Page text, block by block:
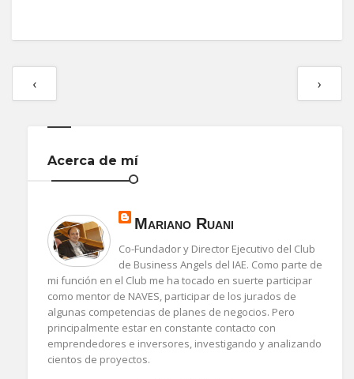
‹ ›
Acerca de mí
Mariano Ruani
Co-Fundador y Director Ejecutivo del Club
de Business Angels del IAE. Como parte de
mi función en el Club me ha tocado en suerte participar
como mentor de NAVES, participar de los jurados de
algunas competencias de planes de negocios. Pero
principalmente estar en constante contacto con
emprendedores e inversores, investigando y analizando
cientos de proyectos.